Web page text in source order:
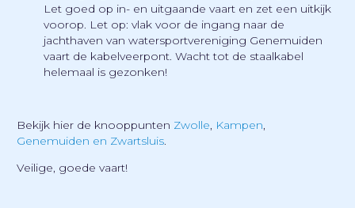
Let goed op in- en uitgaande vaart en zet een uitkijk
voorop. Let op: vlak voor de ingang naar de
jachthaven van watersportvereniging Genemuiden
vaart de kabelveerpont. Wacht tot de staalkabel
helemaal is gezonken!
Bekijk hier de knooppunten Zwolle, Kampen,
Genemuiden en Zwartsluis.
Veilige, goede vaart!